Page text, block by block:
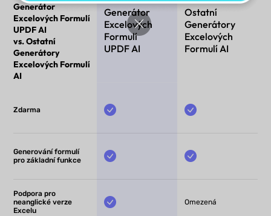
Generátor
Excelových Formulí
UPDF AI
vs. Ostatní
Generátory
Excelových Formulí
AI
Generátor
Excelových
Formulí
UPDF AI
Ostatní
Generátory
Excelových
Formulí AI
Zdarma
Generování formulí
pro základní funkce
Podpora pro
neanglické verze
Excelu
Omezená